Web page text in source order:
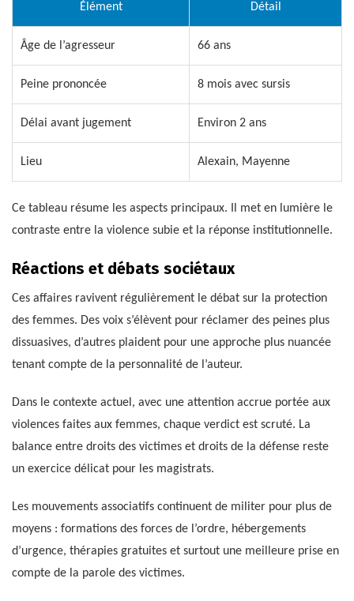
Élément Détail
Âge de l’agresseur 66 ans
Peine prononcée 8 mois avec sursis
Délai avant jugement Environ 2 ans
Lieu Alexain, Mayenne
Ce tableau résume les aspects principaux. Il met en lumière le
contraste entre la violence subie et la réponse institutionnelle.
Réactions et débats sociétaux
Ces affaires ravivent régulièrement le débat sur la protection
des femmes. Des voix s’élèvent pour réclamer des peines plus
dissuasives, d’autres plaident pour une approche plus nuancée
tenant compte de la personnalité de l’auteur.
Dans le contexte actuel, avec une attention accrue portée aux
violences faites aux femmes, chaque verdict est scruté. La
balance entre droits des victimes et droits de la défense reste
un exercice délicat pour les magistrats.
Les mouvements associatifs continuent de militer pour plus de
moyens : formations des forces de l’ordre, hébergements
d’urgence, thérapies gratuites et surtout une meilleure prise en
compte de la parole des victimes.